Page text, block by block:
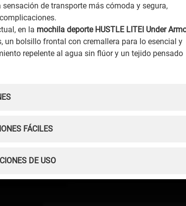
de transporte más cómoda y segura,
en la mochila deporte HUSTLE LITEI Under
bolsillo frontal con cremallera para lo esencial y
repelente al agua sin flúor y un tejido pensado
FÁCILES
DE USO